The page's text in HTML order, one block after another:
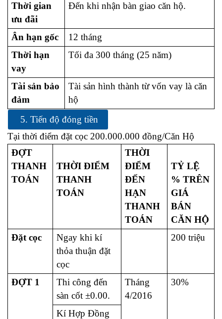
Thời gian
ưu đãi
Đến khi nhận bàn giao căn hộ.
Ân hạn gốc
12 tháng
Thời hạn
vay
Tối đa 300 tháng (25 năm)
Tài sản bảo
đảm
Tài sản hình thành từ vốn vay là căn
hộ
5. Tiến độ đóng tiền
Tại thời điểm đặt cọc 200.000.000 đồng/Căn Hộ
ĐỢT
THANH
TOÁN
THỜI ĐIỂM
THANH
TOÁN
THỜI
ĐIỂM
ĐẾN
HẠN
THANH
TOÁN
TỶ LỆ
% TRÊN
GIÁ
BÁN
CĂN HỘ
Đặt cọc
Ngay khi kí
thỏa thuận đặt
cọc
200 triệu
ĐỢT 1
Thi công đến
sàn cốt ±0.00.
Tháng
4/2016
30%
Kí Hợp Đồng